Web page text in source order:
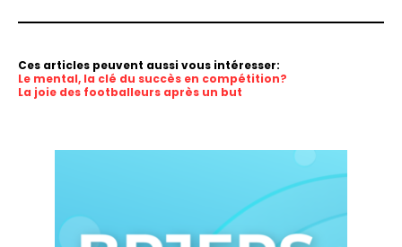
Ces articles peuvent aussi vous intéresser:
Le mental, la clé du succès en compétition?
La joie des footballeurs après un but